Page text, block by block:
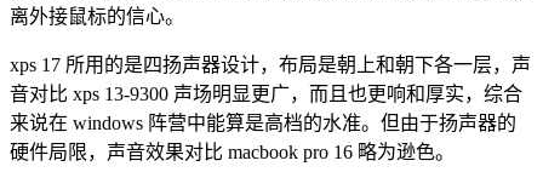
离外接鼠标的信心。
xps 17 所用的是四扬声器设计，布局是朝上和朝下各一层，声
音对比 xps 13-9300 声场明显更广，而且也更响和厚实，综合
来说在 windows 阵营中能算是高档的水准。但由于扬声器的
硬件局限，声音效果对比 macbook pro 16 略为逊色。